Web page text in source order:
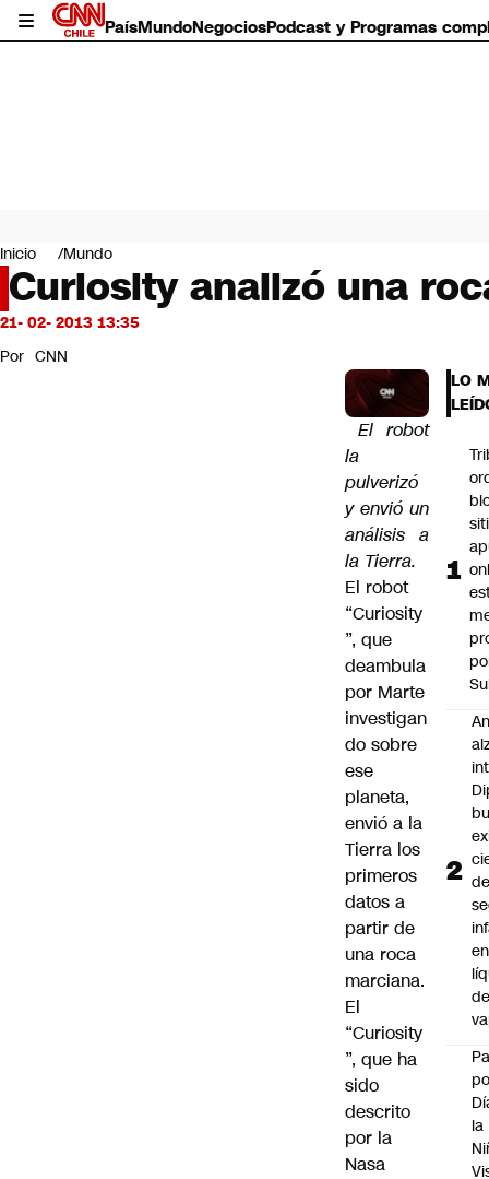
PaísMundoNegociosPodcast y Programas
Mundo
Negocios
Deportes
Programas completos
Servicios
Inicio Mundo
Curiosity analizó una
21- 02- 2013 13:35
Por CNN
El robot
la
pulverizó
y envió un
análisis a
la Tierra.
El robot
“Curiosity
”, que
deambula
por Marte
investigan
do sobre
ese
planeta,
envió a la
Tierra los
primeros
datos a
partir de
una roca
marciana.
El
“Curiosity
”, que ha
sido
descrito
por la
Nasa
LO
de
en
de
la